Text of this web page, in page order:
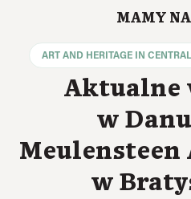
MAMY
ART AND HERITAGE IN
Aktualne
w
Meulensteen
w